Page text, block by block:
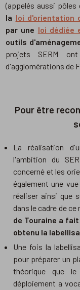
(appelés aussi pôles
la loi d'orientation
par une loi dédiée
outils
projets SERM
d'agglomérations de
Pour être
La réalisation
l'ambition du
concerné et les
également une
réaliser ainsi que
dans le cadre de ce
de Touraine a
obtenu la
Une fois la
pour préparer un
théorique que
déploiement a